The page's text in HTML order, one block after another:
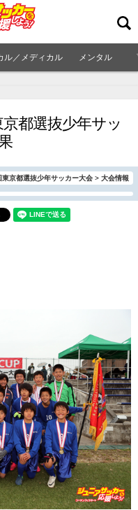
ル／メディカル メンタル
京都選抜少年サッ
京都選抜少年サッカー大会 > 大会情報